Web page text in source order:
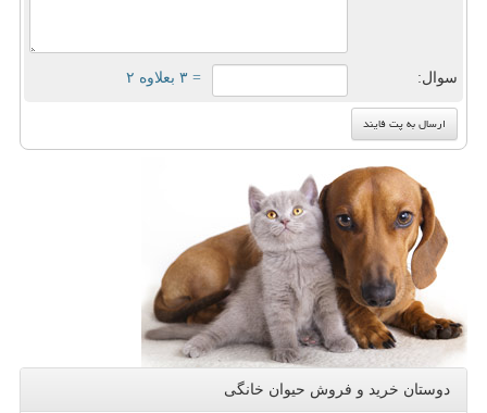
سوال: = ۳ بعلاوه ۲
دوستان خرید و فروش حیوان خانگی